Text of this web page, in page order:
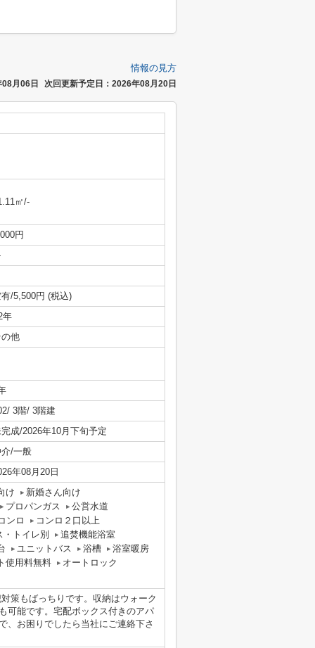
情報の見方
月06日 次回更新予定日：2026年08月20日
㎡/-
円
/5,500円 (税込)
年
他
3階/ 3階建
成/2026年10月下旬予定
/一般
年08月20日
け
新婚さん向け
プロパンガス
公営水道
ンロ
コンロ２口以上
・トイレ別
追焚機能浴室
ユニットバス 浴槽
浴室暖房
使用料無料
オートロック
策もばっちりです。収納はウォーク
可能です。宅配ボックス付きのアパ
、お困りでしたら当社にご連絡下さ